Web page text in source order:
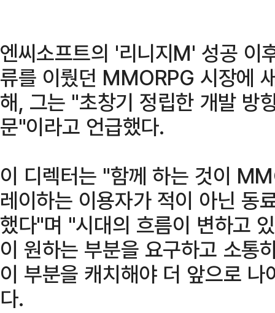
엔씨소프트의 '리니지M' 성공 이
류를 이뤘던 MMORPG 시장에
해, 그는 "초창기 정립한 개발 방
문"이라고 언급했다.
이 디렉터는 "함께 하는 것이
레이하는 이용자가 적이 아닌 동
했다"며 "시대의 흐름이 변하고
이 원하는 부분을 요구하고 소통
이 부분을 캐치해야 더 앞으로
다.